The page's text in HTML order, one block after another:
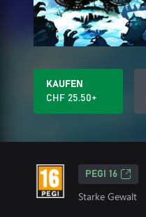
KAUFEN
CHF 25.50+
PEGI 16
Starke Gewalt